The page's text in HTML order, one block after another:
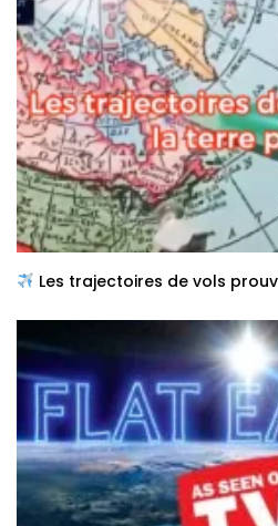
Les trajectoires de vols